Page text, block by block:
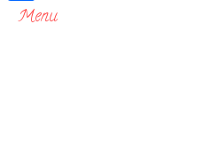
Menu
Teilen